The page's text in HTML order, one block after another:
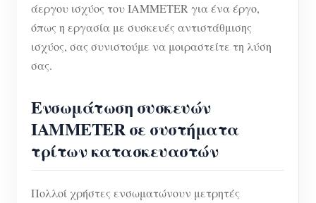
άεργου ισχύος του IAMMETER για ένα έργο,
όπως η εργασία με συσκευές αντιστάθμισης
ισχύος, σας συνιστούμε να μοιραστείτε τη λύση
σας.
Ενσωμάτωση συσκευών
IAMMETER σε συστήματα
τρίτων κατασκευαστών
Πολλοί χρήστες ενσωματώνουν μετρητές